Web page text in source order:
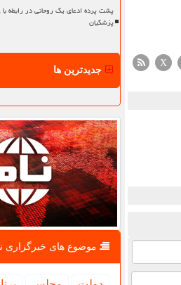
X
پزشکیان
جدیدترین ها
موضوع های خبرگزاری